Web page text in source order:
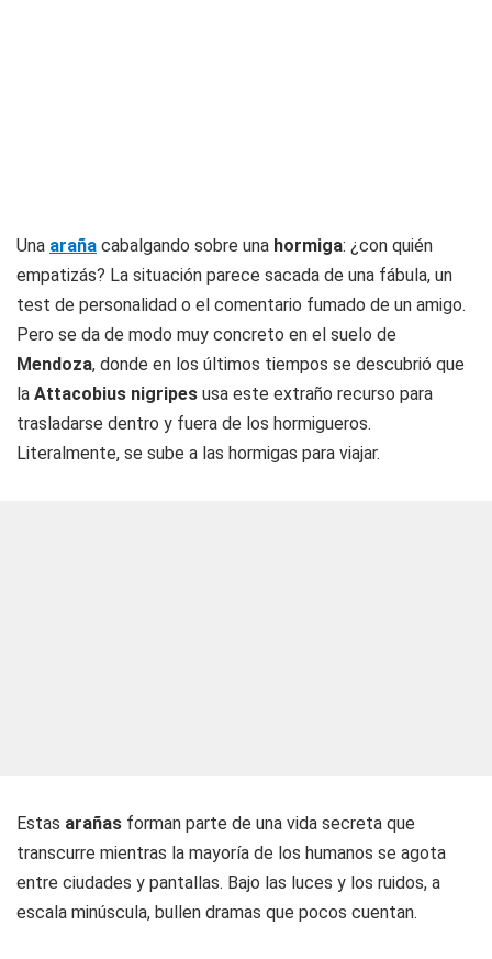
Una araña cabalgando sobre una hormiga: ¿con quién
empatizás? La situación parece sacada de una fábula, un
test de personalidad o el comentario fumado de un amigo.
Pero se da de modo muy concreto en el suelo de
Mendoza, donde en los últimos tiempos se descubrió que
la Attacobius nigripes usa este extraño recurso para
trasladarse dentro y fuera de los hormigueros.
Literalmente, se sube a las hormigas para viajar.
Estas arañas forman parte de una vida secreta que
transcurre mientras la mayoría de los humanos se agota
entre ciudades y pantallas. Bajo las luces y los ruidos, a
escala minúscula, bullen dramas que pocos cuentan.